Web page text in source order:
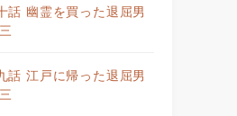
幽霊を買った退屈男
江戸に帰った退屈男